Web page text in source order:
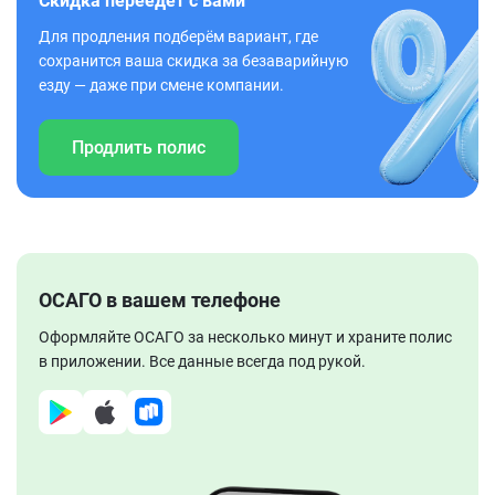
Для продления подберём вариант, где
сохранится ваша скидка за безаварийную
езду — даже при смене компании.
Продлить полис
ОСАГО в вашем телефоне
Оформляйте ОСАГО за несколько минут и храните полис
в приложении. Все данные всегда под рукой.